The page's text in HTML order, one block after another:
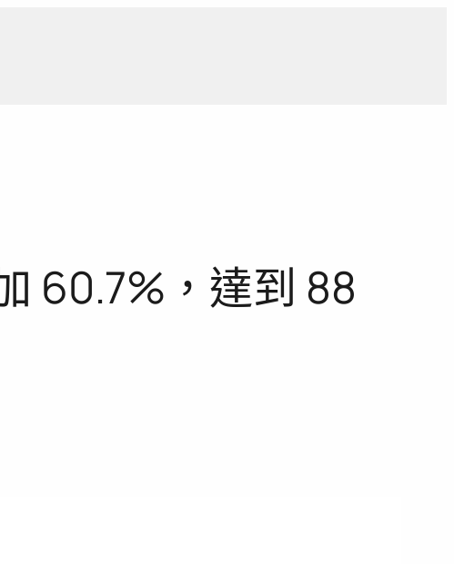
60.7%，達到 88